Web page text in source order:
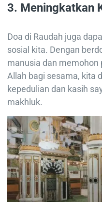
3. Meningkatkan
Doa di Raudah juga
sosial kita. Dengan
manusia dan
Allah bagi sesama, kita
kepedulian dan kasih
makhluk.